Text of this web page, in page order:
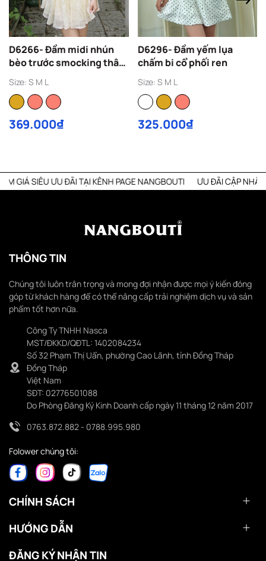
D6266- Đầm midi nhún
bèo trước smocking thân
sau
Size: S M L
369.000₫
D6296- Đầm yếm lụa
chấm bi cổ phối ren
Size: S M L
325.000₫
SIÊU ƯU ĐÃI TẠI KÊNH PAGE NANGBOUTI ƯU ĐÃI CẬP NHẬT MỖI
THÔNG TIN
Chúng tôi luôn trân trọng và mong đợi nhận được mọi ý kiến đóng
góp từ khách hàng để có thể nâng cấp trải nghiệm dịch vụ và sản
phẩm tốt hơn nữa.
Công Ty TNHH Nasca
MST/ĐKKD/QĐTL: 1402084234
Số 32 Phạm Thị Uẩn, phường Cao Lãnh, tỉnh Đồng Tháp
Đồng Tháp
Việt Nam
SĐT: 02776501088
Do Phòng Đăng Ký Kinh Doanh cấp ngày 11 tháng 12 năm 2017
0763.872.882 - 0788.995.980
Folower chúng tôi:
CHÍNH SÁCH
HƯỚNG DẪN
ĐĂNG KÝ NHẬN TIN